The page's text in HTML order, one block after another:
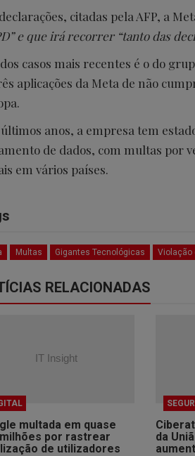
citadas pela AFP, a
e que irá recorrer “tanto das
casos mais recentes é o do
aplicações da Meta de não
anos, a empresa tem
de dados, com multas por
em vários países.
Multas Gigantes Tecnológicas Violação
RELACIONADAS
multada em quase
por rastrear
de utilizadores
da